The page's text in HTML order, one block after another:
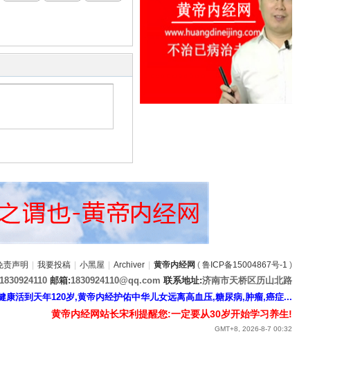
责声明 我要投稿 小黑屋 Archiver 黄帝内经网 ( 鲁ICP备15004867号-1 )
1830924110 邮箱:1830924110@qq.com 联系地址:济南市天桥区历山北路
活到天年120岁,黄帝内经护佑中华儿女远离高血压,糖尿病,肿瘤,癌症...
黄帝内经网站长宋利提醒您:一定要从30岁开始学习养生!
GMT+8, 2026-8-7 00:32